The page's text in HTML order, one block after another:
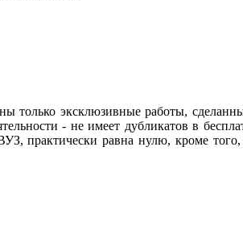
эксклюзивные работы,
- не имеет дубликатов в
практически равна нулю, кроме